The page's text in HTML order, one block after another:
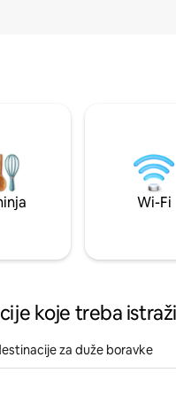
Wi-Fi
koje treba
za duže boravke